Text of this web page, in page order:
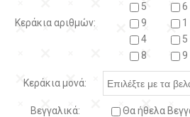
Κεράκια αριθμών:
5
6
9
1
4
5
8
9
Κεράκια μονά:
Βεγγαλικά: Θα ήθελα